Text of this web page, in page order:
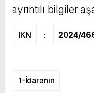
ayrıntılı bilgiler
İKN : 2024/
1-İdarenin